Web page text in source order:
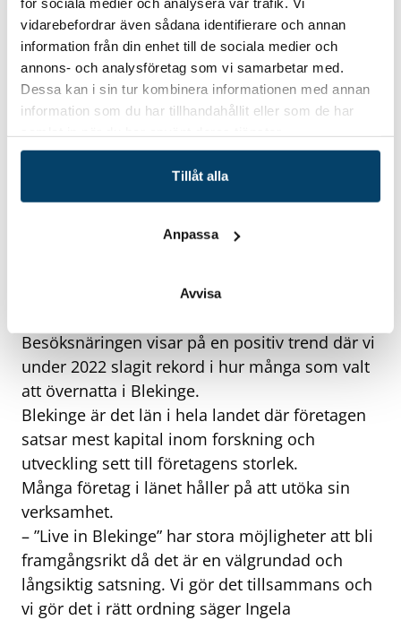
vidarebefordrar även sådana identifierare och annan
information från din enhet till de sociala medier och
annons- och analysföretag som vi samarbetar med.
Dessa kan i sin tur kombinera informationen med annan
information som du har tillhandahållit eller som de har
Tillåt alla
Anpassa
Avvisa
Foto: Annika Persson
Nå Blekinges fulla potential
fulla potential. När vi är klara med att ta fram
Blekinges varumärkesposition har vi ett
kraftfullt verktyg och en gemensam
arbeta med regionens tillväxt, fortsätter Lotta
Det finns förutsättningar som redan nu är
Besöksnäringen visar på en positiv trend där vi
under 2022 slagit rekord i hur många som valt
att övernatta i Blekinge.
Blekinge är det län i hela landet där företagen
satsar mest kapital inom forskning och
utveckling sett till företagens storlek.
Många företag i länet håller på att utöka sin
verksamhet.
– ”Live in Blekinge” har stora möjligheter att bli
framgångsrikt då det är en välgrundad och
långsiktig satsning. Vi gör det tillsammans och
vi gör det i rätt ordning säger Ingela